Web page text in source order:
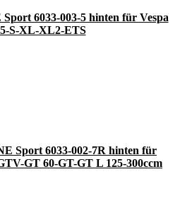
6033-003-5 hinten für Vespa
S-XL-XL2-ETS
Sport 6033-002-7R hinten für
GT 60-GT-GT L 125-300ccm